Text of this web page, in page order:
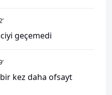
’
geçemedi
’
kez daha ofsayt